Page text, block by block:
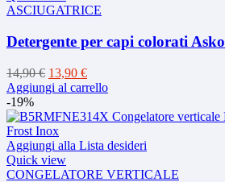
ASCIUGATRICE
Detergente per capi colorati Asko
14,90€ Il
prezzo
era:
14,90 €.
13,90 €Il
prezzo
è:
Aggiungi al carrello
-19%
Aggiungi alla Lista desideri
Quick view
CONGELATORE VERTICALE